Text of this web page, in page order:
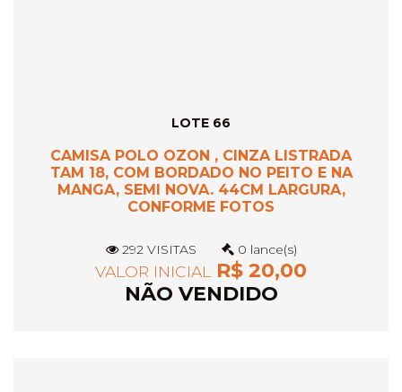
LOTE 66
CAMISA POLO OZON , CINZA LISTRADA
TAM 18, COM BORDADO NO PEITO E NA
MANGA, SEMI NOVA. 44CM LARGURA,
CONFORME FOTOS
292 VISITAS 0 lance(s)
VALOR INICIAL
R$ 20,00
NÃO VENDIDO